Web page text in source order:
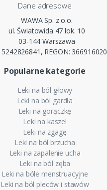
Dane adresowe
WAWA Sp. z o.o.
ul. Światowida 47 lok. 10
03-144 Warszawa
5242826841, REGON: 366916020
Popularne kategorie
Leki na ból głowy
Leki na ból gardła
Leki na gorączkę
Leki na kaszel
Leki na zgagę
Leki na ból brzucha
Leki na zapalenie ucha
Leki na ból zęba
Leki na bóle menstruacyjne
Leki na ból pleców i stawów